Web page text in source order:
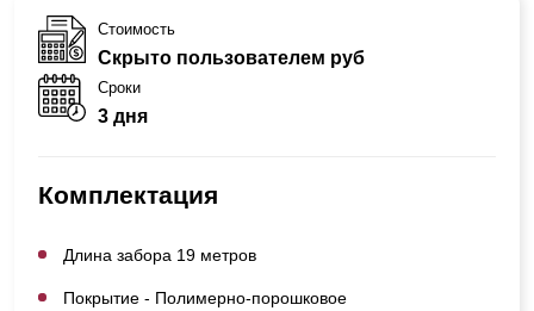
Стоимость
Скрыто пользователем руб
Сроки
3 дня
Комплектация
Длина забора 19 метров
Покрытие - Полимерно-порошковое